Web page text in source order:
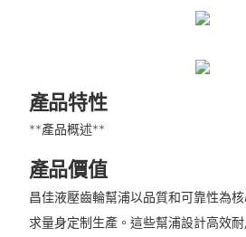
產品特性
**產品概述**
產品價值
昌佳液壓齒輪幫浦以品質和可靠性為
求量身定制生產。這些幫浦設計高效